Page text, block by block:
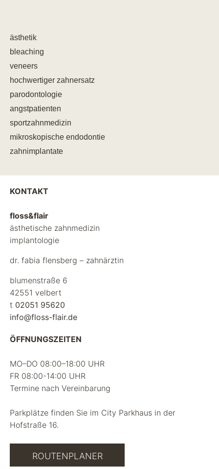
ästhetik
bleaching
veneers
hochwertiger zahnersatz
parodontologie
angstpatienten
sportzahnmedizin
mikroskopische endodontie
zahnimplantate
KONTAKT
floss&flair
ästhetische zahnmedizin
implantologie
dr. fabia flensberg – zahnärztin
blumenstraße 6
42551 velbert
t 02051 95620
info@floss-flair.de
ÖFFNUNGSZEITEN
MO–DO 08:00–18:00 UHR
FR 08:00-14:00 UHR
Termine nach Vereinbarung
Parkplätze finden Sie im City Parkhaus in der
Hofstraße 16.
ROUTENPLANER